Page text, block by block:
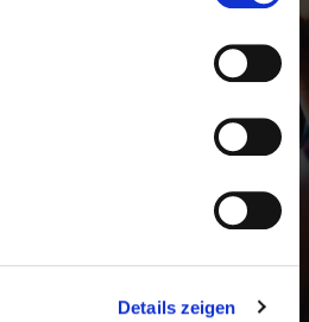
Details zeigen
uns auf
Art!